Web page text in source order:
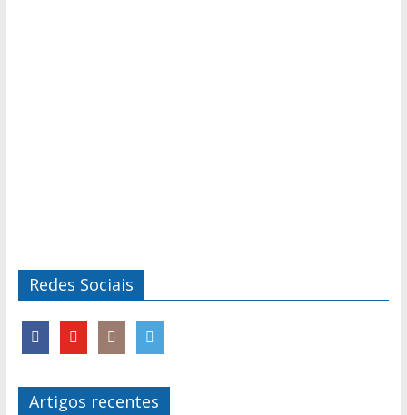
Redes Sociais
Artigos recentes